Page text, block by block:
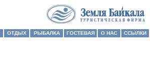
ОТДЫХ РЫБАЛКА ГОСТЕВАЯ О НАС ССЫЛКИ